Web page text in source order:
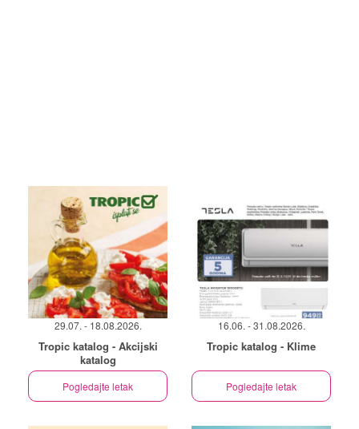
29.07. - 18.08.2026.
Tropic katalog - Akcijski
katalog
Pogledajte letak
16.06. - 31.08.2026.
Tropic katalog - Klime
Pogledajte letak